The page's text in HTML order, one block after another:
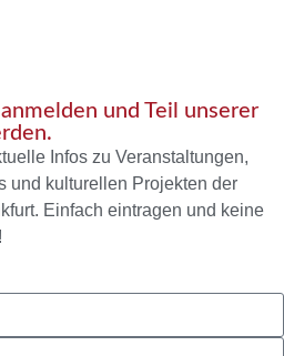
und Teil unserer
Infos zu Veranstaltungen,
und kulturellen Projekten der
Einfach eintragen und keine